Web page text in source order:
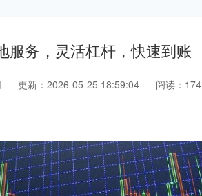
服务，灵活杠杆，快速到账
更新：2026-05-25 18:59:04 阅读：174